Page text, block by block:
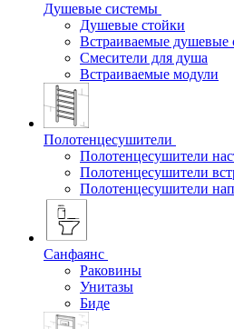
Душевые системы
Душевые стойки
Встраиваемые душевые
Смесители для душа
Встраиваемые модули
Полотенцесушители
Полотенцесушители
Полотенцесушители
Полотенцесушители
Санфаянс
Раковины
Унитазы
Биде